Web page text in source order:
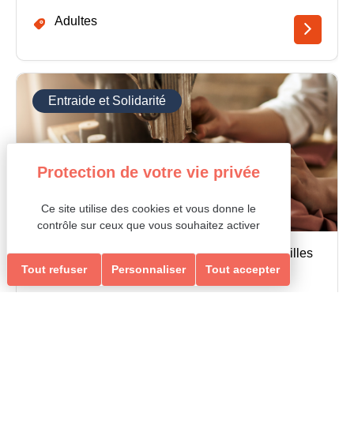
Adultes
Entraide et Solidarité
Espace de vie sociale et d'animation des Vareilles
ATELIER COUTURE
Ce site utilise des cookies et vous donne le
contrôle sur ceux que vous souhaitez activer
Tout accepter
Tout refuser Personnaliser